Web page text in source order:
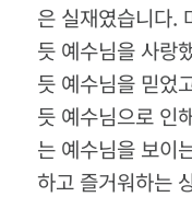
은 실재였습니다.
듯 예수님을 사랑
듯 예수님을 믿었
듯 예수님으로 인
는 예수님을 보이
하고 즐거워하는